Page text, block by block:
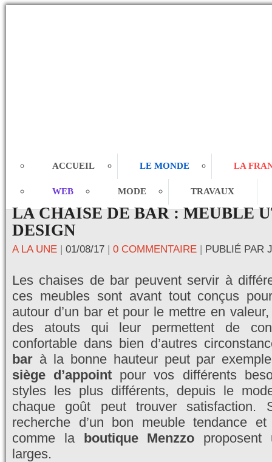
ACCUEIL LE MONDE LA
WEB MODE TRAVAUX
LA CHAISE DE BAR : MEUBLE
DESIGN
A LA UNE | 01/08/17 | 0 COMMENTAIRE | PUBLIÉ PAR
Les chaises de bar peuvent servir à
ces meubles sont avant tout conçus
autour d’un bar et pour le mettre en
des atouts qui leur permettent de
confortable dans bien d’autres
bar à la bonne hauteur peut par
siège d’appoint pour vos différents
styles les plus différents, depuis le
chaque goût peut trouver
recherche d’un bon meuble tendance
comme laboutique Menzzo
larges.